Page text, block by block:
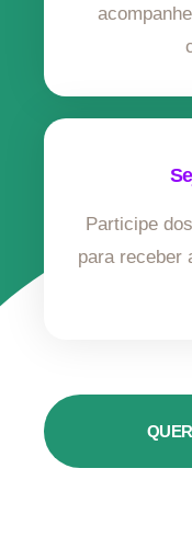
Participe
para receber